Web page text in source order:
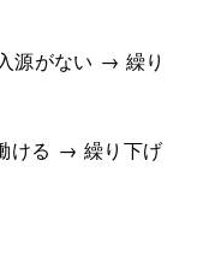
源がない → 繰り
ける → 繰り下げ